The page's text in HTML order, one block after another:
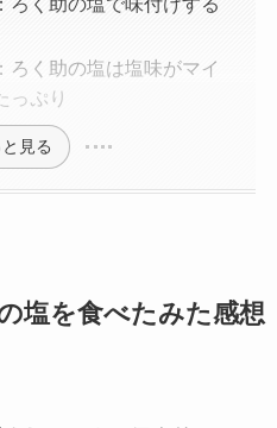
く助の塩は塩味がマイ
っぷり
見る
塩を食べたみた感想